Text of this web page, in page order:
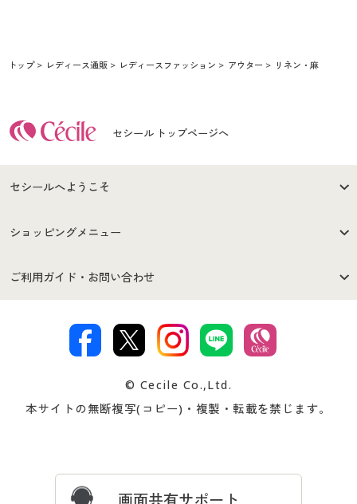
トップ レディース通販 レディースファッション アウター リネン・麻
セシール トップページへ
セシールへようこそ
はじめての方へ
セシールご利用規約
著作権・商標について 会社案内
ショッピングメニュー
商品カテゴリ
プレゼント＆キャンペーン サイトマップ
ご利用ガイド・お問い合わせ
交換・返品は お支払は
ついて
忘れの場合
© Cecile Co.,Ltd.
本サイトの無断複写(コピー)・複製・転載を禁じます。